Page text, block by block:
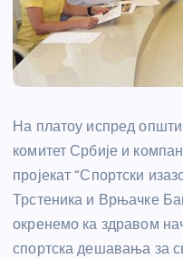
На платоу испред
комитет Србије и
пројекат “Спортски
Трстеника и Врњачке
окренемо ка здравом
спортска дешавања за